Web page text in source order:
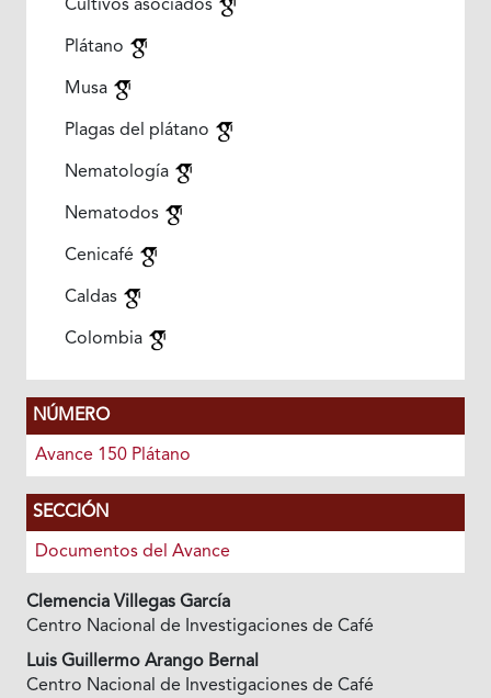
Cultivos asociados
Plátano
Musa
Plagas del plátano
Nematología
Nematodos
Cenicafé
Caldas
Colombia
NÚMERO
Avance 150 Plátano
SECCIÓN
Documentos del Avance
Clemencia Villegas García
Centro Nacional de Investigaciones de Café
Luis Guillermo Arango Bernal
Centro Nacional de Investigaciones de Café